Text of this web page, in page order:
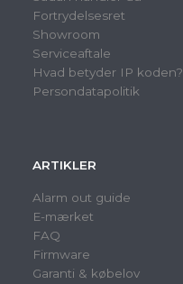
Fortrydelsesret
Showroom
Serviceaftale
Hvad betyder IP koden?
Persondatapolitik
ARTIKLER
Alarm out guide
E-mærket
FAQ
Firmware
Garanti & købelov